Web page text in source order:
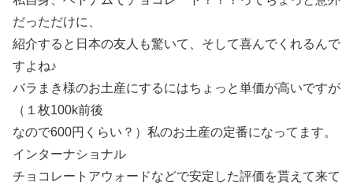
だっただけに、
紹介すると日本の友人も驚いて、そして喜んでくれるんで
すよね♪
バラまき様のお土産にするにはちょっと単価が高いですが
（１枚100k前後
なので600円くらい？）私のお土産の定番になってます。
インターナショナル
チョコレートアウォードなどで安定した評価を貰えて来て